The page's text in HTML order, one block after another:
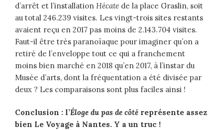
d’arrêt et l’installation Hécate de la place Graslin, soit
au total 246.239 visites. Les vingt-trois sites restants
avaient reçu en 2017 pas moins de 2.143.704 visites.
Faut-il être très paranoïaque pour imaginer qu’on a
retiré de l’enveloppe tout ce qui a franchement
moins bien marché en 2018 qu’en 2017, à l’instar du
Musée d’arts, dont la fréquentation a été divisée par
deux ? Les comparaisons sont plus faciles ainsi !
Conclusion : l’Éloge du pas de côté représente assez
bien Le Voyage à Nantes. Y a un truc !